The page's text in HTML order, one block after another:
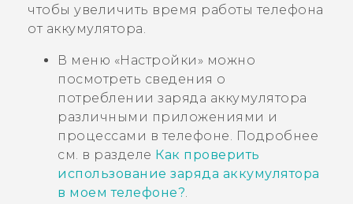
чтобы увеличить время работы телефона
от аккумулятора.
В меню «Настройки» можно
посмотреть сведения о
потреблении заряда аккумулятора
различными приложениями и
процессами в телефоне. Подробнее
см. в разделе Как проверить
использование заряда аккумулятора
в моем телефоне?.